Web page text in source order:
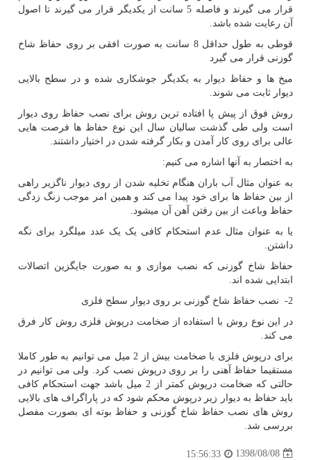
قرار می گیرند و فاصله 5 سانت از یکدیگر قرار می گیرند تا اصول
آن رعایت شده باشد.
قوطی به طول حداقل 8 سانت به صورت افقی بر روی حفاظ شاخ
گوزنی قرار می گیرد
میخ ها و حفاظ دیوار به یکدیگر جوشکاری شده و در سطح بالایی
دیوار ثابت می شوند.
روش فوق از پیش پا افتاده ترین روش برای نصب حفاظ روی دیوار
است ولی طی گذشت سالیان سال این نوع حفاظ ها فرصت هایی
عالی برای روی کار آمدن و بکار گرفته شدن در اختیار داشتند.
به اختصار به آنها اشاره می کنیم:
به عنوان مثال آب باران هنگام تخلیه شدن از روی دیوار ناگزیر راهی
از بین حفاظ ها برای خود پیدا می کند و همین امر موجب زنگ زدگی
حفاظ وباعث از بین رفتن آهن آن میشود.
یا به عنوان مثال عدم استحکام کافی یک یک عدد میلگرد برای نگه
داشتن.
حفاظ شاخ گوزنی که نصب موازی و به صورت جایگزین اتصالات
ابتدایی شده اند.
2- نصب حفاظ شاخ گوزنی بر روی دیوار سطح فلزی
در این نوع روش با استفاده از ضخامت درپوش فلزی روش کار فرق
می کند.
برای درپوش فلزی با ضخامت بیش از 2 میل می توانیم به طور کاملا
مستقیما حفاظ آهنی را بر روی درپوش نصب کرد. ولی می توانیم در
حالتی که ضخامت درپوش کمتر از 2 میل باشد جهت استحکام کافی
باید حفاظ به دیوار زیر درپوش محکم شود که در پاراگراف های بالایی
روش های نصب حفاظ شاخ گوزنی و حفاظ بوته ای بصورت مفصل
بررسی شد.
1398/08/08
15:56:33